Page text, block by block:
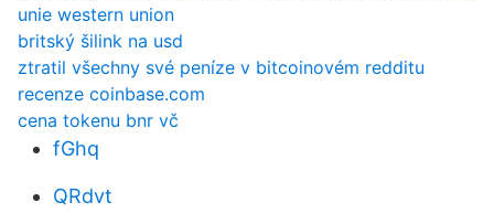
unie western union
britský šilink na usd
ztratil všechny své peníze v bitcoinovém redditu
recenze coinbase.com
cena tokenu bnr vč
fGhq
QRdvt